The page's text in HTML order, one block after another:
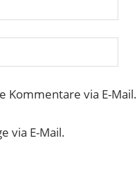
Kommentare via E-Mail.
via E-Mail.